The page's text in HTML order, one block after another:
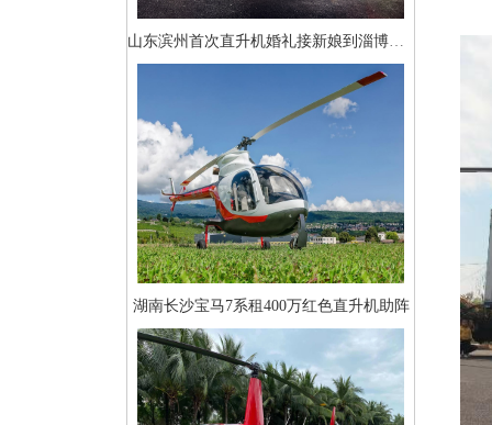
山东滨州首次直升机婚礼接新娘到淄博中式直升机婚礼亮相
湖南长沙宝马7系租400万红色直升机助阵